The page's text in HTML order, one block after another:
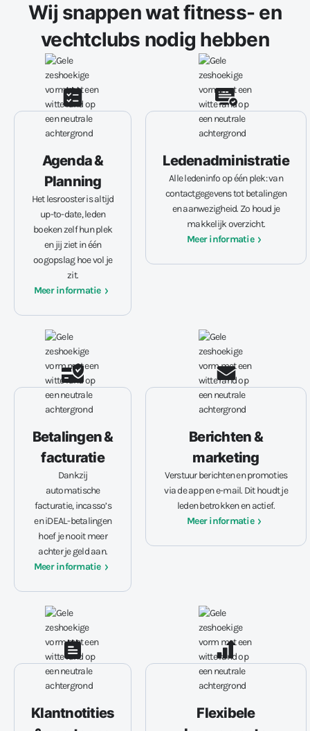
Wij snappen wat fitness- en
vechtclubs nodig hebben
Agenda &
Planning
Het lesrooster is altijd
up-to-date, leden
boeken zelf hun plek
en jij ziet in één
oogopslag hoe vol je
zit.
Meer informatie
Ledenadministratie
Alle ledeninfo op één plek: van
contactgegevens tot betalingen
en aanwezigheid. Zo houd je
makkelijk overzicht.
Meer informatie
Betalingen &
facturatie
Dankzij
automatische
facturatie, incasso’s
en iDEAL-betalingen
hoef je nooit meer
achter je geld aan.
Meer informatie
Berichten &
marketing
Verstuur berichten en promoties
via de app en e-mail. Dit houdt je
leden betrokken en actief.
Meer informatie
Klantnotities
Flexibele